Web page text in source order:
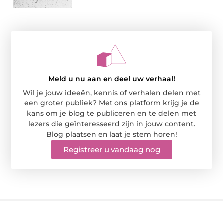
Meld u nu aan en deel uw verhaal!
Wil je jouw ideeën, kennis of verhalen delen met
een groter publiek? Met ons platform krijg je de
kans om je blog te publiceren en te delen met
lezers die geïnteresseerd zijn in jouw content.
Blog plaatsen en laat je stem horen!
Registreer u vandaag nog